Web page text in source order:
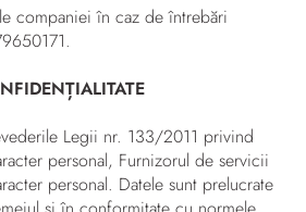
companiei în caz de întrebări
Legii nr. 133/2011 privind
personal, Furnizorul de servicii
personal. Datele sunt prelucrate